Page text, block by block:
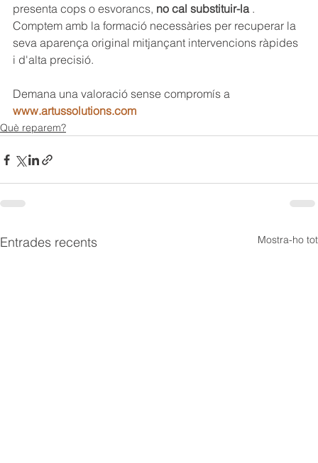
presenta cops o esvorancs, no cal substituir-la .
Comptem amb la formació necessàries per recuperar la
seva aparença original mitjançant intervencions ràpides
i d'alta precisió.
Demana una valoració sense compromís a
www.artussolutions.com
Què reparem?
Entrades recents Mostra-ho tot